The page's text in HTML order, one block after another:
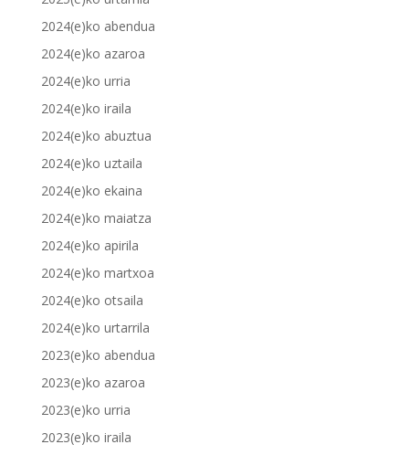
2024(e)ko abendua
2024(e)ko azaroa
2024(e)ko urria
2024(e)ko iraila
2024(e)ko abuztua
2024(e)ko uztaila
2024(e)ko ekaina
2024(e)ko maiatza
2024(e)ko apirila
2024(e)ko martxoa
2024(e)ko otsaila
2024(e)ko urtarrila
2023(e)ko abendua
2023(e)ko azaroa
2023(e)ko urria
2023(e)ko iraila